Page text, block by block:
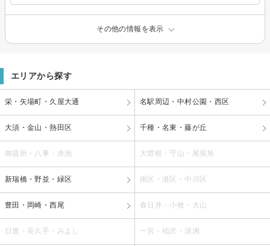
その他の情報を表示
エリアから探す
栄・矢場町・久屋大通 名駅周辺・中村公園・西区
大須・金山・熱田区 千種・名東・藤が丘
御器所・八事・赤池 大曽根・守山・尾張旭
新瑞橋・野並・緑区 南区・港区・中川区
豊田・岡崎・西尾 春日井・小牧・犬山
日進・長久手・みよし 一宮・稲沢・清洲